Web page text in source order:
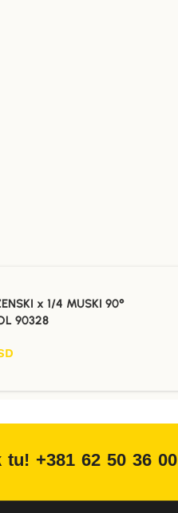
x 1/4 MUSKI 90°
90328
+381 62 50 36 00